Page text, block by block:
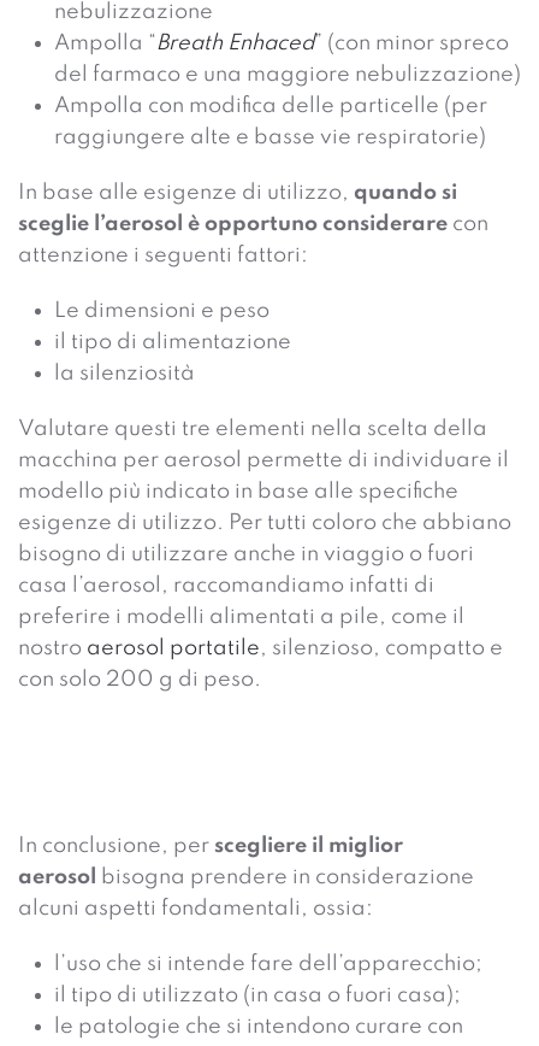
nebulizzazione
Ampolla “Breath Enhaced” (con minor spreco
del farmaco e una maggiore nebulizzazione)
Ampolla con modifica delle particelle (per
raggiungere alte e basse vie respiratorie)
In base alle esigenze di utilizzo, quando si
sceglie l’aerosol è opportuno considerare con
attenzione i seguenti fattori:
Le dimensioni e peso
il tipo di alimentazione
la silenziosità
Valutare questi tre elementi nella scelta della
macchina per aerosol
permette di individuare il
modello più indicato in base alle specifiche
esigenze di utilizzo. Per tutti coloro che abbiano
bisogno di utilizzare anche in viaggio o fuori
casa l’aerosol, raccomandiamo infatti di
preferire i modelli alimentati a pile, come il
nostro aerosol portatile, silenzioso, compatto e
con solo 200 g di peso.
In conclusione, per scegliere il miglior
aerosol
bisogna prendere in considerazione
alcuni aspetti fondamentali, ossia:
l’uso che si intende fare dell’apparecchio;
il tipo di utilizzato (in casa o fuori casa);
le patologie che si intendono curare con